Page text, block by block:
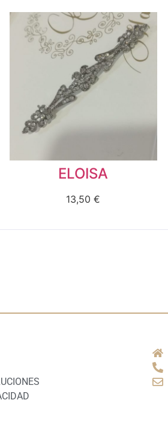
ELOISA
13,50€